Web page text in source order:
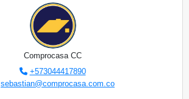
Comprocasa CC
+573044417890
sebastian@comprocasa.com.co